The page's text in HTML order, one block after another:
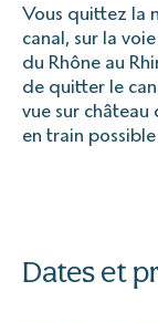
Vous quittez la
canal, sur la
du Rhône au
de quitter le
vue sur
en train
Dates et